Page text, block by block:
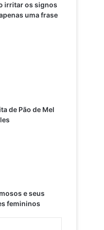
irritar os signos
uma frase
de Pão de Mel
e seus
femininos